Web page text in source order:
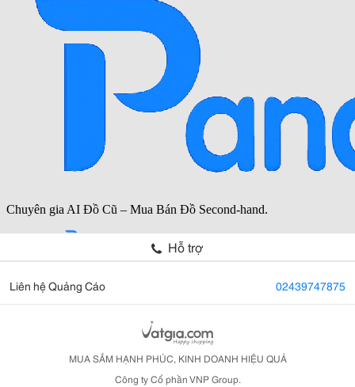
Hỗ trợ
Liên hệ Quảng Cáo 02439747875
MUA SẮM HẠNH PHÚC, KINH DOANH HIỆU QUẢ
Công ty Cổ phần VNP Group.